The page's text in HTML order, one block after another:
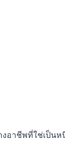
อาชีพที่ใช่เป็น